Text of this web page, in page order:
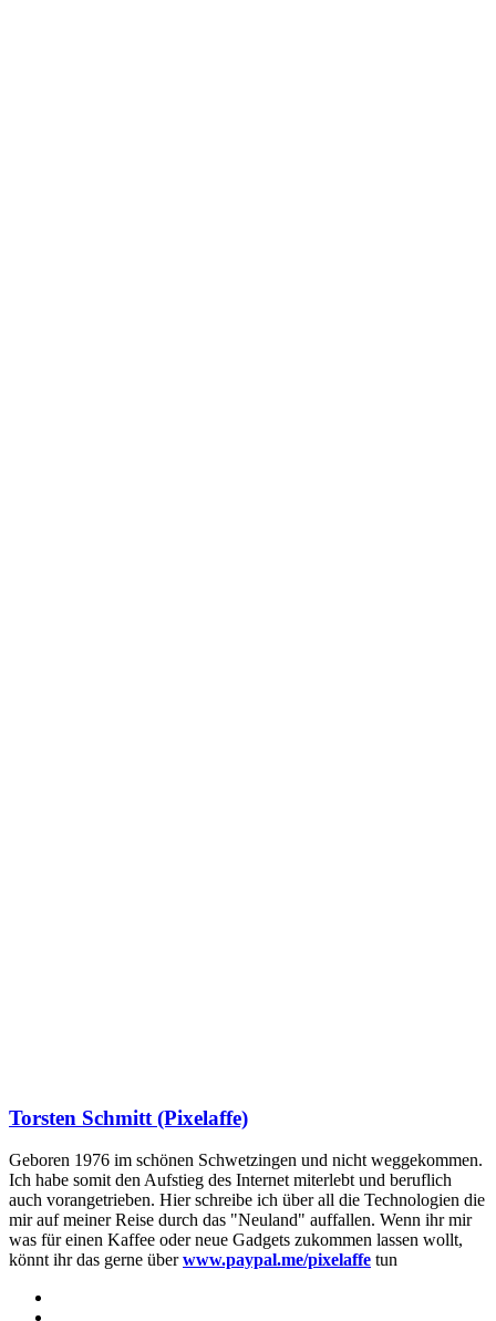
Torsten Schmitt (Pixelaffe)
Geboren 1976 im schönen Schwetzingen und nicht weggekommen.
Ich habe somit den Aufstieg des Internet miterlebt und beruflich
auch vorangetrieben. Hier schreibe ich über all die Technologien die
mir auf meiner Reise durch das "Neuland" auffallen. Wenn ihr mir
was für einen Kaffee oder neue Gadgets zukommen lassen wollt,
könnt ihr das gerne überwww.paypal.me/pixelaffe tun